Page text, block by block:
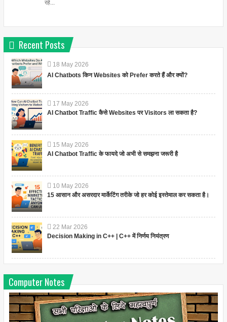
रहे...
Recent Posts
18 May 2026
AI Chatbots किन Websites को Prefer करते हैं और क्यों?
17 May 2026
AI Chatbot Traffic कैसे Websites पर Visitors ला सकता है?
15 May 2026
AI Chatbot Traffic के फायदे जो अभी से समझना जरूरी है
10 May 2026
15 आसान और असरदार मार्केटिंग तरीके जो हर कोई इस्तेमाल कर सकता है।
22 Mar 2026
Decision Making in C++ | C++ में निर्णय नियंत्रण
Computer Notes